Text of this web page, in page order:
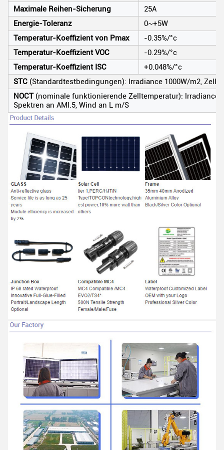
Maximale Reihen-Sicherung
25A
Energie-Toleranz
0~+5W
Temperatur-Koeffizient von Pmax
-0.35%/°c
Temperatur-Koeffizient VOC
-0.29%/°c
Temperatur-Koeffizient ISC
+0.048%/°c
STC (Standardtestbedingungen): lrradiance 1000W/m2,
NOCT(nominale funktionierende Zelltemperatur): lrradiance
Spektren an AMl.5, Wind an L m/S